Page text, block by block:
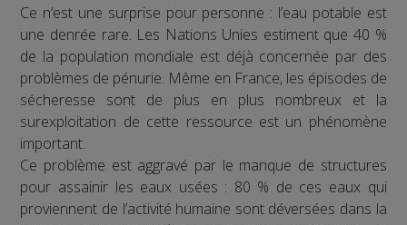
Ce n’est une surprise pour personne : l’eau potable est
une denrée rare. Les Nations Unies estiment que 40 %
de la population mondiale est déjà concernée par des
problèmes de pénurie. Même en France, les épisodes de
sécheresse sont de plus en plus nombreux et la
surexploitation de cette ressource est un phénomène
important.
Ce problème est aggravé par le manque de structures
pour assainir les eaux usées : 80 % de ces eaux qui
proviennent de l’activité humaine sont déversées dans la